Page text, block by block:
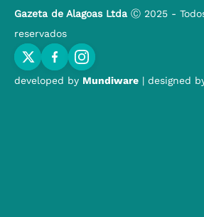
Gazeta de Alagoas Ltda Ⓒ 2025 -
reservados
developed by Mundiware | designed